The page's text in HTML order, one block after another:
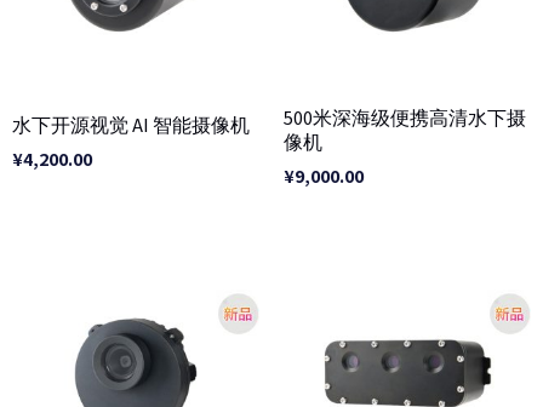
水下开源视觉 AI 智能摄像机
¥4,200.00
500米深海级便携高清水下摄
像机
¥9,000.00